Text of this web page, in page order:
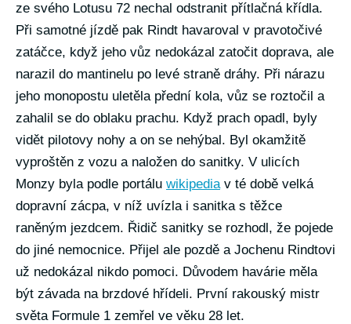
ze svého Lotusu 72 nechal odstranit přítlačná křídla.
Při samotné jízdě pak Rindt havaroval v pravotočivé
zatáčce, když jeho vůz nedokázal zatočit doprava, ale
narazil do mantinelu po levé straně dráhy. Při nárazu
jeho monopostu uletěla přední kola, vůz se roztočil a
zahalil se do oblaku prachu. Když prach opadl, byly
vidět pilotovy nohy a on se nehýbal. Byl okamžitě
vyproštěn z vozu a naložen do sanitky. V ulicích
Monzy byla podle portálu wikipediav té době velká
dopravní zácpa, v níž uvízla i sanitka s těžce
raněným jezdcem. Řidič sanitky se rozhodl, že pojede
do jiné nemocnice. Přijel ale pozdě a Jochenu Rindtovi
už nedokázal nikdo pomoci. Důvodem havárie měla
být závada na brzdové hřídeli. První rakouský mistr
světa Formule 1 zemřel ve věku 28 let.